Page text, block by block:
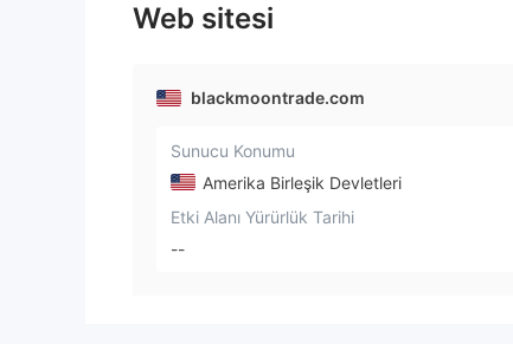
Web sitesi
blackmoontrade.com
Sunucu Konumu
Amerika Birleşik Devletleri
Etki Alanı Yürürlük Tarihi
--